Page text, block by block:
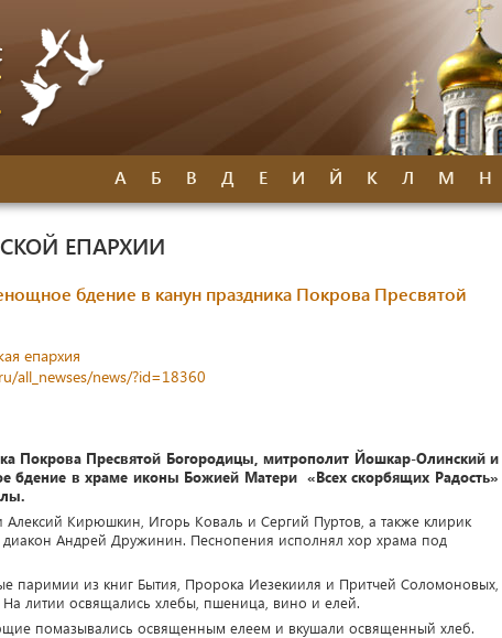
А Б В Д Е И Й К Л М Н
ЕПАРХИИ
бдение в канун праздника Покрова Пресвятой
епархия
all_newses/news/?id=18360
Покрова Пресвятой Богородицы, митрополит Йошкар-Олинский и
бдение в храме иконы Божией Матери «Всех скорбящих Радость»
Алексий Кирюшкин, Игорь Коваль и Сергий Пуртов, а также клирик
диакон Андрей Дружинин. Песнопения исполнял хор храма под
паримии из книг Бытия, Пророка Иезекииля и Притчей Соломоновых,
литии освящались хлебы, пшеница, вино и елей.
помазывались освященным елеем и вкушали освященный хлеб.